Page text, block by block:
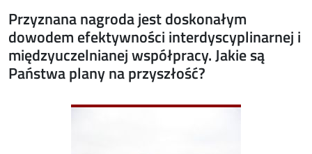
Przyznana nagroda jest doskonałym
dowodem efektywności interdyscyplinarnej i
międzyuczelnianej współpracy. Jakie są
Państwa plany na przyszłość?